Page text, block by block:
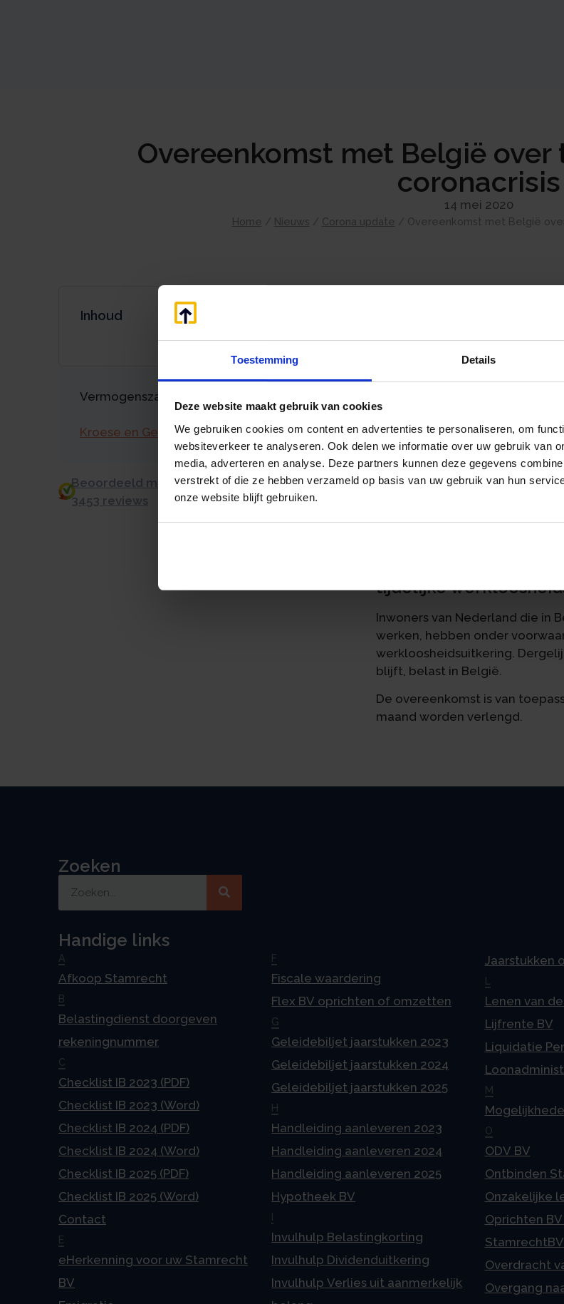
Toestemming Details
Deze website maakt gebruik van cookies
We gebruiken cookies om content en advertenties te personaliseren, om
websiteverkeer te analyseren. Ook delen we informatie over uw gebruik van
media, adverteren en analyse. Deze partners kunnen deze gegevens
verstrekt of die ze hebben verzameld op basis van uw gebruik van hun
onze website blijft gebruiken.
Overeenkomst met België
coronacrisis
14 mei 2020
Home / Nieuws / Corona update / Overeenkomst met België
Inhoud
Vermogenszaken goed regelen?
Kroese en Geraerts
Beoordeeld met een 9.0 uit 10 op basis van
3453 reviews
In navolging op de
gesloten over de behandeling
Thuiswerkdagen
Doorbetaalde
plaats waar de grensarbeider
niet voor werkdagen die de
thuiswerkend of in een derde
worden toegepast voor zover
reguliere werkstaat.
Thuisblijven zonder
Dagen waarop de werknemer
werken met doorbetaling van
Thuisblijven zonder
tijdelijke
Inwoners van Nederland die in
werken, hebben onder
werkloosheidsuitkering.
blijft, belast in België.
De overeenkomst is van
maand worden verlengd.
Zoeken
Handige links
A
Afkoop Stamrecht
B
Belastingdienst doorgeven
rekeningnummer
C
Checklist IB 2023 (PDF)
Checklist IB 2023 (Word)
Checklist IB 2024 (PDF)
Checklist IB 2024 (Word)
Checklist IB 2025 (PDF)
Checklist IB 2025 (Word)
Contact
E
eHerkenning voor uw Stamrecht
BV
F
Fiscale waardering
Flex BV oprichten of omzetten
G
Geleidebiljet jaarstukken 2023
Geleidebiljet jaarstukken 2024
Geleidebiljet jaarstukken 2025
H
Handleiding aanleveren 2023
Handleiding aanleveren 2024
Handleiding aanleveren 2025
Hypotheek BV
Invulhulp Belastingkorting
Invulhulp Dividenduitkering
Invulhulp Verlies uit aanmerkelijk
Jaarstukken
Lenen van
Lijfrente BV
Liquidatie
M
O
ODV BV
Ontbinden
Onzakelijke
Oprichten
Overdracht
Overgang